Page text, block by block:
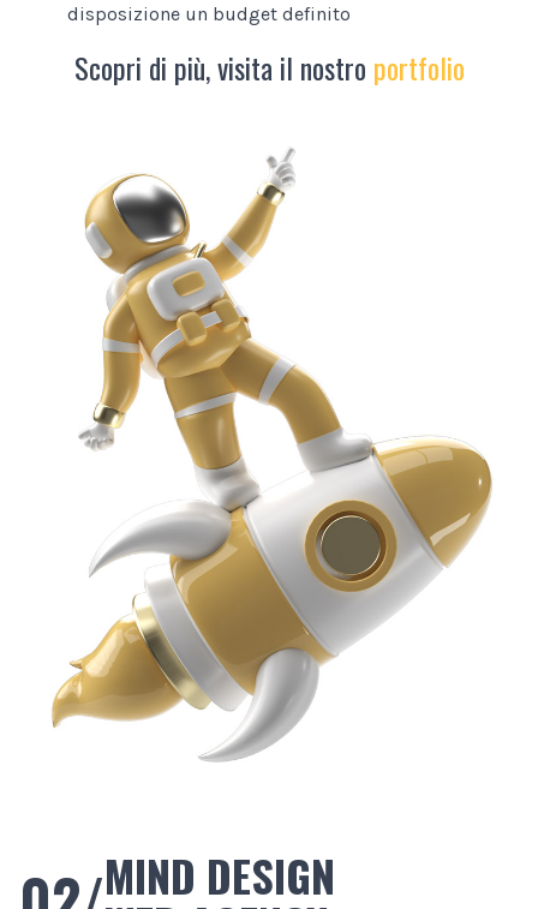
disposizione un budget definito
Scopri di più, visita il nostro portfolio
MIND DESIGN